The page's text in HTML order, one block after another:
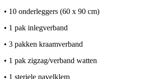
• 10 onderleggers (60 x 90 cm)
• 1 pak inlegverband
• 3 pakken kraamverband
• 1 pak zigzag/verband watten
• 1 steriele navelklem